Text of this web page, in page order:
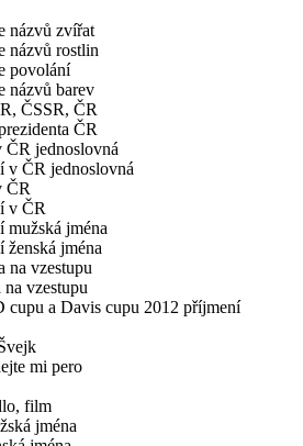
názvů zvířat
názvů rostlin
povolání
názvů barev
ČSSR, ČR
ČR
ČR jednoslovná
v ČR jednoslovná
ČR
v ČR
mužská jména
ženská jména
na vzestupu
na vzestupu
cupu a Davis cupu 2012 příjmení
mi pero
film
jména